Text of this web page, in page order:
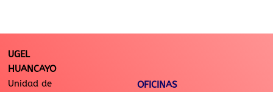
UGEL
HUANCAYO
Unidad de
OFICINAS